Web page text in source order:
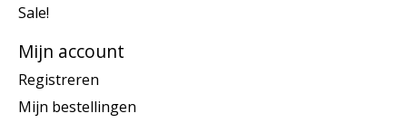
Sale!
Mijn account
Registreren
Mijn bestellingen